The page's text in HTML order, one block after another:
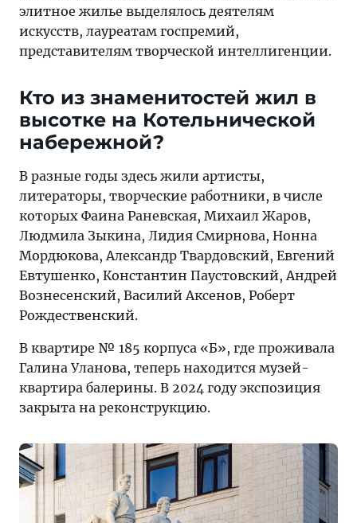
элитное жилье выделялось деятелям
искусств, лауреатам госпремий,
представителям творческой интеллигенции.
Кто из знаменитостей жил в
высотке на Котельнической
набережной?
В разные годы здесь жили артисты,
литераторы, творческие работники, в числе
которых Фаина Раневская, Михаил Жаров,
Людмила Зыкина, Лидия Смирнова, Нонна
Мордюкова, Александр Твардовский, Евгений
Евтушенко, Константин Паустовский, Андрей
Вознесенский, Василий Аксенов, Роберт
Рождественский.
В квартире № 185 корпуса «Б», где проживала
Галина Уланова, теперь находится музей-
квартира балерины. В 2024 году экспозиция
закрыта на реконструкцию.